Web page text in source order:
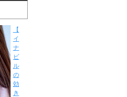
【
イ
ナ
ビ
ル
の
効
き